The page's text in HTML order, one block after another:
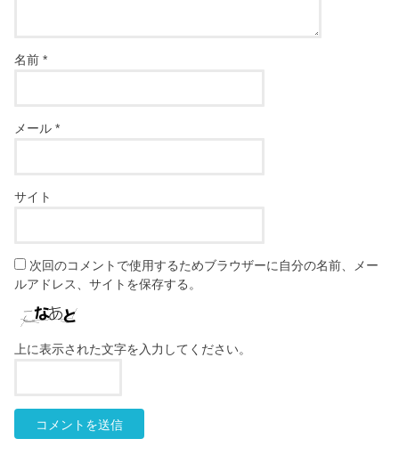
名前*
メール*
サイト
次回のコメントで使用するためブラウザーに自分の名前、メー
ルアドレス、サイトを保存する。
上に表示された文字を入力してください。